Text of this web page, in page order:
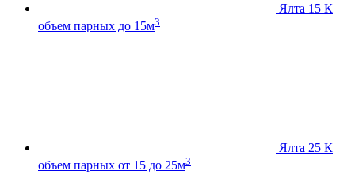
Ялта 15 К
объем парных до 15м3
Ялта 25 К
объем парных от 15 до 25м3